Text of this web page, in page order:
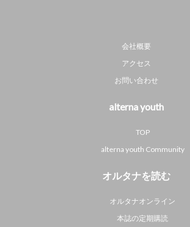
会社概要
アクセス
お問い合わせ
alterna youth
TOP
alterna youth Community
オルタナを読む
オルタナオンライン
本誌の定期購読